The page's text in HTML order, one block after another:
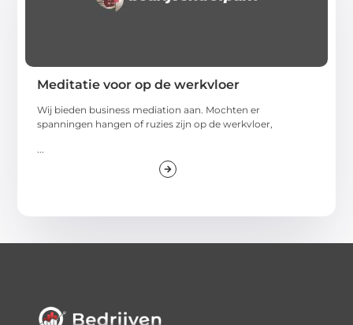
Meditatie voor op de werkvloer
Wij bieden business mediation aan. Mochten er
spanningen hangen of ruzies zijn op de werkvloer,
...